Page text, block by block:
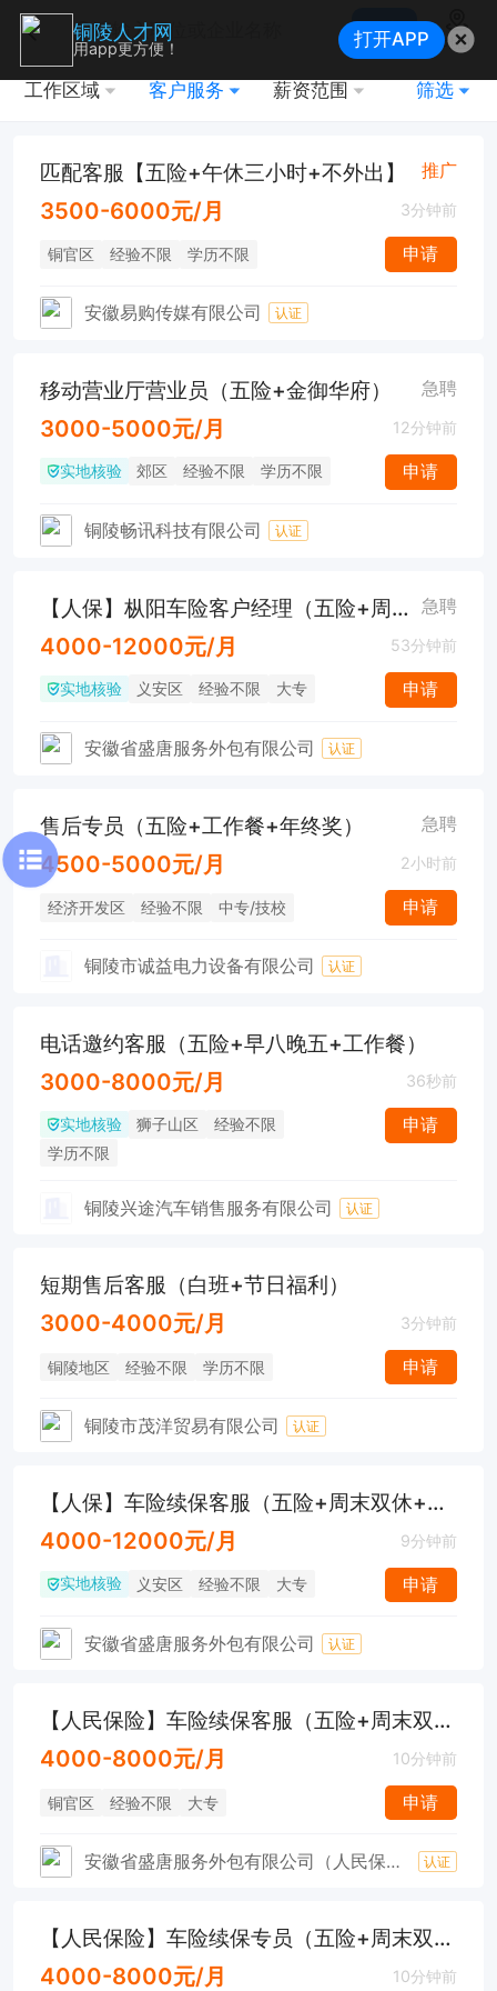
搜索
地图
工作区域 客户服务 薪资范围 筛选
匹配客服【五险+午休三小时+不外出】 推广
3500-6000元/月 3分钟前
铜官区 经验不限 学历不限 申请
安徽易购传媒有限公司 认证
移动营业厅营业员（五险+金御华府） 急聘
3000-5000元/月 12分钟前
实地核验 郊区 经验不限 学历不限 申请
铜陵畅讯科技有限公司 认证
【人保】枞阳车险客户经理（五险+周末双休+工作餐） 急聘
4000-12000元/月 53分钟前
实地核验 义安区 经验不限 大专 申请
安徽省盛唐服务外包有限公司 认证
售后专员（五险+工作餐+年终奖） 急聘
4500-5000元/月 2小时前
经济开发区 经验不限 中专/技校 申请
铜陵市诚益电力设备有限公司 认证
电话邀约客服（五险+早八晚五+工作餐）
3000-8000元/月 36秒前
实地核验 狮子山区
经验不限
学历不限
申请
铜陵兴途汽车销售服务有限公司 认证
短期售后客服（白班+节日福利）
3000-4000元/月 3分钟前
铜陵地区 经验不限 学历不限 申请
铜陵市茂洋贸易有限公司 认证
【人保】车险续保客服（五险+周末双休+工作餐）
4000-12000元/月 9分钟前
实地核验 义安区 经验不限 大专 申请
安徽省盛唐服务外包有限公司 认证
【人民保险】车险续保客服（五险+周末双休+工作餐）
4000-8000元/月 10分钟前
铜官区 经验不限 大专 申请
安徽省盛唐服务外包有限公司（人民保险铜陵第一支公司） 认证
【人民保险】车险续保专员（五险+周末双休+工作餐）
4000-8000元/月 10分钟前
铜陵人才网
用app更方便！ 打开APP